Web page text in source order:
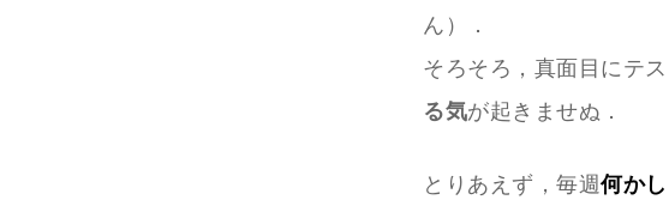
ん）．
そろそろ，真面目にテ
る気が起きませぬ．
とりあえず，毎週何か